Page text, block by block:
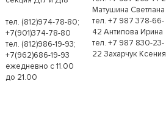
тел. (812)974-78-80;
+7(901)374-78-80
тел. (812)986-19-93;
+7(962)686-19-93
ежедневно с 11.00
до 21.00
Матушина Светлана
тел. +7 987 378-66-
42 Антипова Ирина
тел. +7 987 830-23-
22 Захарчук Ксения